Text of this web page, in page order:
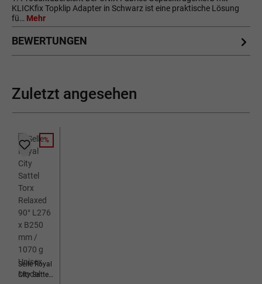
KLICKfix Topklip Adapter in Schwarz ist eine praktische Lösung
fü… Mehr
BEWERTUNGEN
Zuletzt angesehen
RABATT
%
Selle Royal
City Sattel